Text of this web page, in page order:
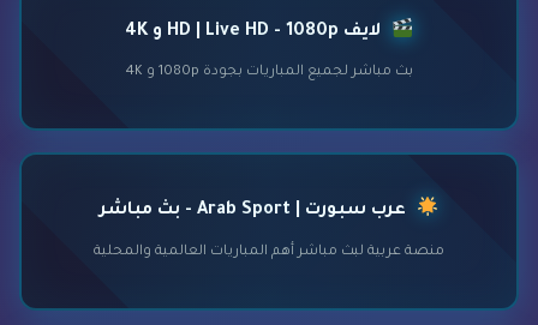
لايف HD | Live HD - 1080p و 4K
بث مباشر لجميع المباريات بجودة 1080p و 4K
عرب سبورت | Arab Sport - بث مباشر
منصة عربية لبث مباشر أهم المباريات العالمية والمحلية